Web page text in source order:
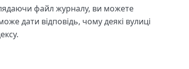
файл журналу, ви можете
дати відповідь, чому деякі вулиці